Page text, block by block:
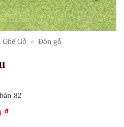
Ghế Gỗ » Đôn gỗ
82
₫